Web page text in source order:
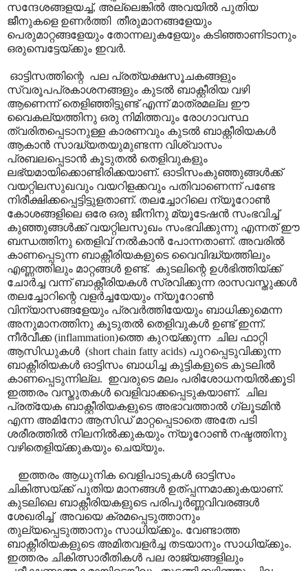
സന്ദേശങ്ങളയച്ച്, അല്ലെങ്കിൽ അവയിൽ പുതിയ
ജീനുകളെ ഉണർത്തി തീരുമാനങ്ങളേയും
പെരുമാറ്റങ്ങളേയും തോന്നലുകളേയും കടിഞ്ഞാണിടാനും
ഒരുമ്പെട്ടേയ്ക്കും ഇവർ.
ഓട്ടിസത്തിന്റെ പല പ്രത്യക്ഷസൂചകങ്ങളും
സ്വരൂപപ്രകാശനങ്ങളും കുടൽ ബാക്റ്റീരിയ വഴി
ആണെന്ന് തെളിഞ്ഞിട്ടുണ്ട് എന്ന് മാത്രമല്ല ഈ
വൈകല്യത്തിനു ഒരു നിമിത്തവും രോഗാവസ്ഥ
ത്വരിതപ്പെടാനുള്ള കാരണവും കുടൽ ബാക്റ്റീരിയകൾ
ആകാൻ സാദ്ധ്യതയുമുണ്ടന്ന വിശ്വാസം
പ്രബലപ്പെടാൻ കൂടുതൽ തെളിവുകളും
ലഭ്യമായിക്കൊണ്ടിരിക്കയാണ്. ഓടിസംകുഞ്ഞുങ്ങൾക്ക്
വയറ്റിലസുഖവും വയറിളക്കവും പതിവാണെന്ന് പണ്ടേ
നിരീക്ഷിക്കപ്പെട്ടിട്ടുളതാണ്. തലച്ചോറിലെ ന്യൂറോൺ
കോശങ്ങളിലെ ഒരേ ഒരു ജീനിനു മ്യൂടേഷൻ സംഭവിച്ച്
കുഞ്ഞുങ്ങൾക്ക് വയറ്റിലസുഖം സംഭവിക്കുന്നു എന്നത് ഈ
ബന്ധത്തിനു തെളിവ് നൽകാൻ പോന്നതാണ്. അവരിൽ
കാണപ്പെടുന്ന ബാക്റ്റീരിയകളുടെ വൈവിദ്ധ്യത്തിലും
എണ്ണത്തിലും മാറ്റങ്ങൾ ഉണ്ട്. കുടലിന്റെ ഉൾഭിത്തിയ്ക്ക്
ചോർച്ച വന്ന് ബാക്റ്റീരിയകൾ സ്രവിക്കുന്ന രാസവസ്തുക്കൾ
തലച്ചോറിന്റെ വളർച്ചയേയും ന്യൂറോൺ
വിന്യാസങ്ങളേയും പ്രവർത്തിയേയും ബാധിക്കുമെന്ന
അനുമാനത്തിനു കൂടുതൽ തെളിവുകൾ ഉണ്ട് ഇന്ന്.
നീർവീക്ക (inflammation)ത്തെ കുറയ്ക്കുന്ന ചില ഫാറ്റി
ആസിഡുകൾ (short chain fatty acids) പുറപ്പെടുവിക്കുന്ന
ബാക്റ്റീരിയകൾ ഓട്ടിസം ബാധിച്ച കുട്ടികളുടെ കുടലിൽ
കാണപ്പെടുന്നില്ല. ഇവരുടെ മലം പരിശോധനയിൽക്കൂടി
ഇത്തരം വസ്തുതകൾ വെളിവാക്കപ്പെടുകയാണ്. ചില
പ്രത്യേക ബാക്റ്റീരിയകളുടെ അഭാവത്താൽ ഗ്ലൂടമിൻ
എന്ന അമിനോ ആസിഡ് മാറ്റപ്പെടാതെ അതേ പടി
ശരീരത്തിൽ നിലനിൽക്കുകയും ന്യൂറോൺ നഷ്ടത്തിനു
വഴിതെളിയ്ക്കുകയും ചെയ്യും.
ഇത്തരം ആധുനിക വെളിപാടുകൾ ഓട്ടിസം
ചികിത്സയ്ക്ക് പുതിയ മാനങ്ങൾ ഉത്പ്പന്നമാക്കുകയാണ്.
കുടലിലെ ബാക്റ്റീരിയകളുടെ പരിപൂർണ്ണവിവരങ്ങൾ
ശേഖരിച്ച് അവയെ ക്രമപ്പെടുത്താനും
തുല്യപ്പെടുത്താനും സാധിയ്ക്കും. വേണ്ടാത്ത
ബാക്റ്റീരിയകളുടെ അമിതവളർച്ച തടയാനും സാധിയ്ക്കും.
ഇത്തരം ചികിത്സാരീതികൾ പല രാജ്യങ്ങളിലും